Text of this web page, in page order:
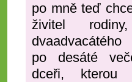
po mně teď
živitel
po desáté
dceři, kterou